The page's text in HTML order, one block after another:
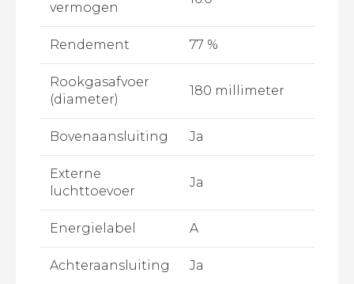
vermogen
Rendement 77 %
Rookgasafvoer
(diameter)
180 millimeter
Bovenaansluiting Ja
Externe
luchttoevoer
Ja
Energielabel A
Achteraansluiting Ja